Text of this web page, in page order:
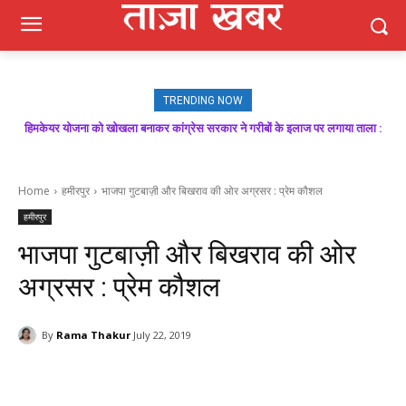
TRENDING NOW
हिमकेयर योजना को खोखला बनाकर कांग्रेस सरकार ने गरीबों के इलाज पर लगाया ताला :
मजबूत बूथ ही भाजपा की जीत की गारंटी, आगामी विधानसभा चुनाव में बूथ प्रबंधन निभाएगा
Home हमीरपुर भाजपा गुटबाज़ी और बिखराव की ओर अग्रसर : प्रेम कौशल
हमीरपुर
भाजपा गुटबाज़ी और बिखराव की ओर
अग्रसर : प्रेम कौशल
By Rama Thakur July 22, 2019